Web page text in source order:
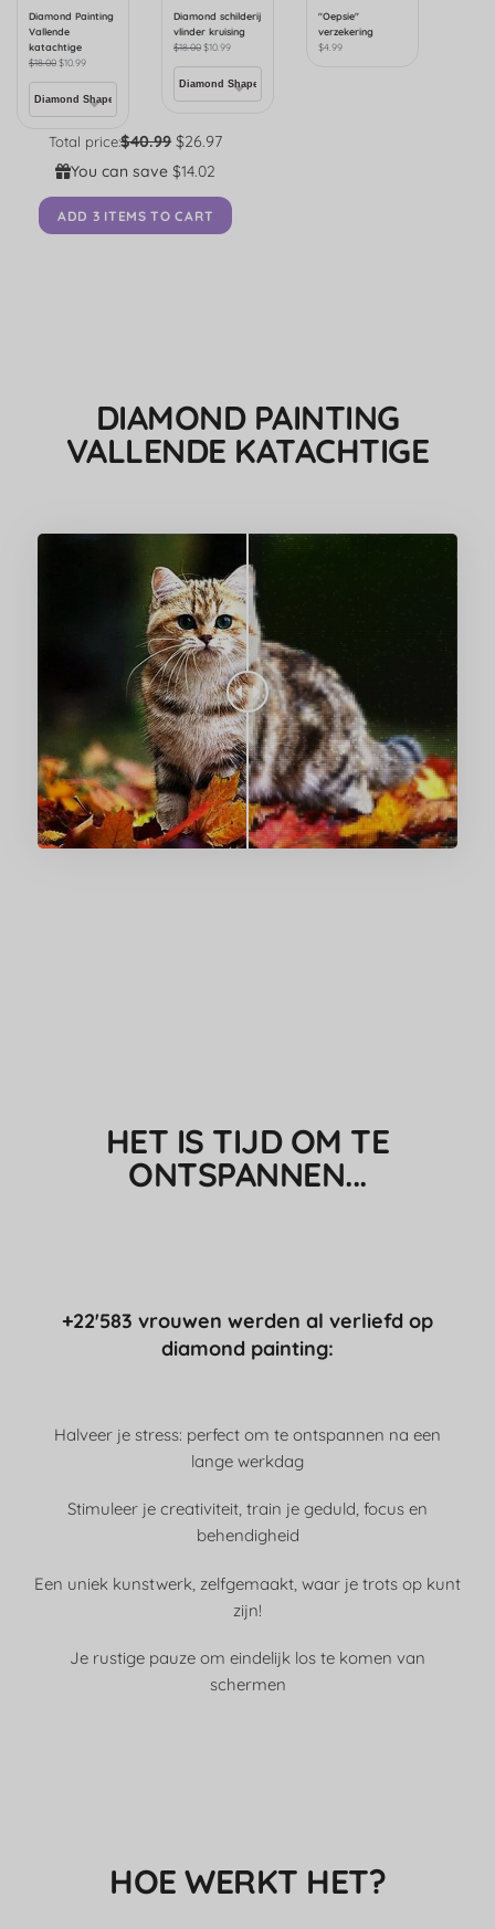
Diamond Painting
Vallende
katachtige
$18.00$10.99
Diamond schilderij
vlinder kruising
$18.00$10.99
"Oepsie"
verzekering
$4.99
Total price:$40.99 $26.97
You can save$14.02
ADD 3 ITEMS TO CART
DIAMOND PAINTING
VALLENDE KATACHTIGE
HET IS TIJD OM TE
ONTSPANNEN...
+22'583 vrouwen werden al verliefd op
diamond painting:
Halveer je stress: perfect om te ontspannen na een
lange werkdag
Stimuleer je creativiteit, train je geduld, focus en
behendigheid
Een uniek kunstwerk, zelfgemaakt, waar je trots op kunt
zijn!
Je rustige pauze om eindelijk los te komen van
schermen
HOE WERKT HET?